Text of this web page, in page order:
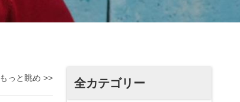
全カテゴリー
もっと眺め >>